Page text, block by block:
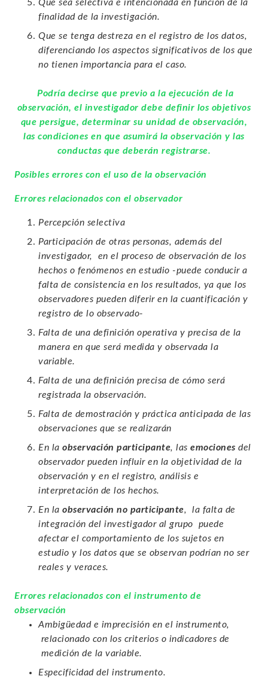
Que sea selectiva e intencionada en función de la
finalidad de la investigación.
Que se tenga destreza en el registro de los datos,
diferenciando los aspectos significativos de los que
no tienen importancia para el caso.
Podría decirse que previo a la ejecución de la
observación, el investigador debe definir los objetivos
que persigue, determinar su unidad de observación,
las condiciones en que asumirá la observación y las
conductas que deberán registrarse.
Posibles errores con el uso de la observación
Errores relacionados con el observador
Percepción selectiva
Participación de otras personas, además del
investigador, en el proceso de observación de los
hechos o fenómenos en estudio -puede conducir a
falta de consistencia en los resultados, ya que los
observadores pueden diferir en la cuantificación y
registro de lo observado-
Falta de una definición operativa y precisa de la
manera en que será medida y observada la
variable.
Falta de una definición precisa de cómo será
registrada la observación.
Falta de demostración y práctica anticipada de las
observaciones que se realizarán
En la observación participante, las emociones del
observador pueden influir en la objetividad de la
observación y en el registro, análisis e
interpretación de los hechos.
En la observación no participante, la falta de
integración del investigador al grupo puede
afectar el comportamiento de los sujetos en
estudio y los datos que se observan podrían no ser
reales y veraces.
Errores relacionados con el instrumento de
observación
Ambigüedad e imprecisión en el instrumento,
relacionado con los criterios o indicadores de
medición de la variable.
Especificidad del instrumento.